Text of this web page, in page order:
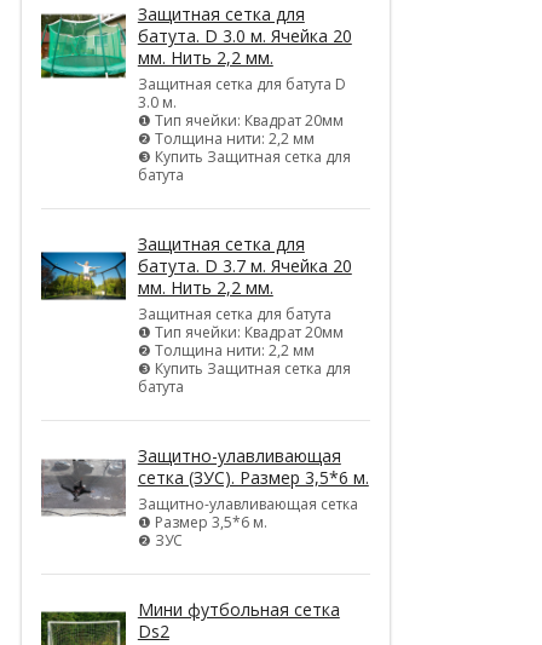
Защитная сетка для
батута. D 3.0 м. Ячейка 20
мм. Нить 2,2 мм.
Защитная сетка для батута D
3.0 м.
❶ Тип ячейки: Квадрат 20мм
❷ Толщина нити: 2,2 мм
❸ Купить Защитная сетка для
батута
Защитная сетка для
батута. D 3.7 м. Ячейка 20
мм. Нить 2,2 мм.
Защитная сетка для батута
❶ Тип ячейки: Квадрат 20мм
❷ Толщина нити: 2,2 мм
❸ Купить Защитная сетка для
батута
Защитно-улавливающая
сетка (ЗУС). Размер 3,5*6 м.
Защитно-улавливающая сетка
❶ Размер 3,5*6 м.
❷ ЗУС
Мини футбольная сетка
Ds2